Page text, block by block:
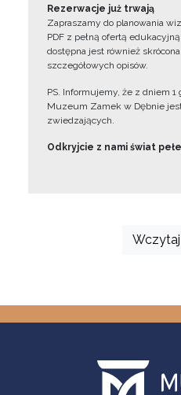
Rezerwacje już trwają
Zapraszamy do planowania
PDF z pełną ofertą
dostępna jest również
szczegółowych opisów.
PS. Informujemy, że z dniem 1
Muzeum Zamek w Dębnie
zwiedzających.
Odkryjcie z nami świat